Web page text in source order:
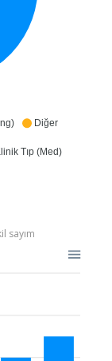
Diğer
Tıp (Med)
sayım